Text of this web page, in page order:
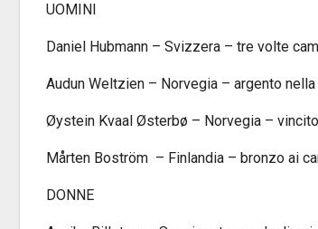
UOMINI
Daniel Hubmann – Svizzera – tre volte
Audun Weltzien – Norvegia – argento
Øystein Kvaal Østerbø – Norvegia –
Mårten Boström – Finlandia – bronzo ai
DONNE